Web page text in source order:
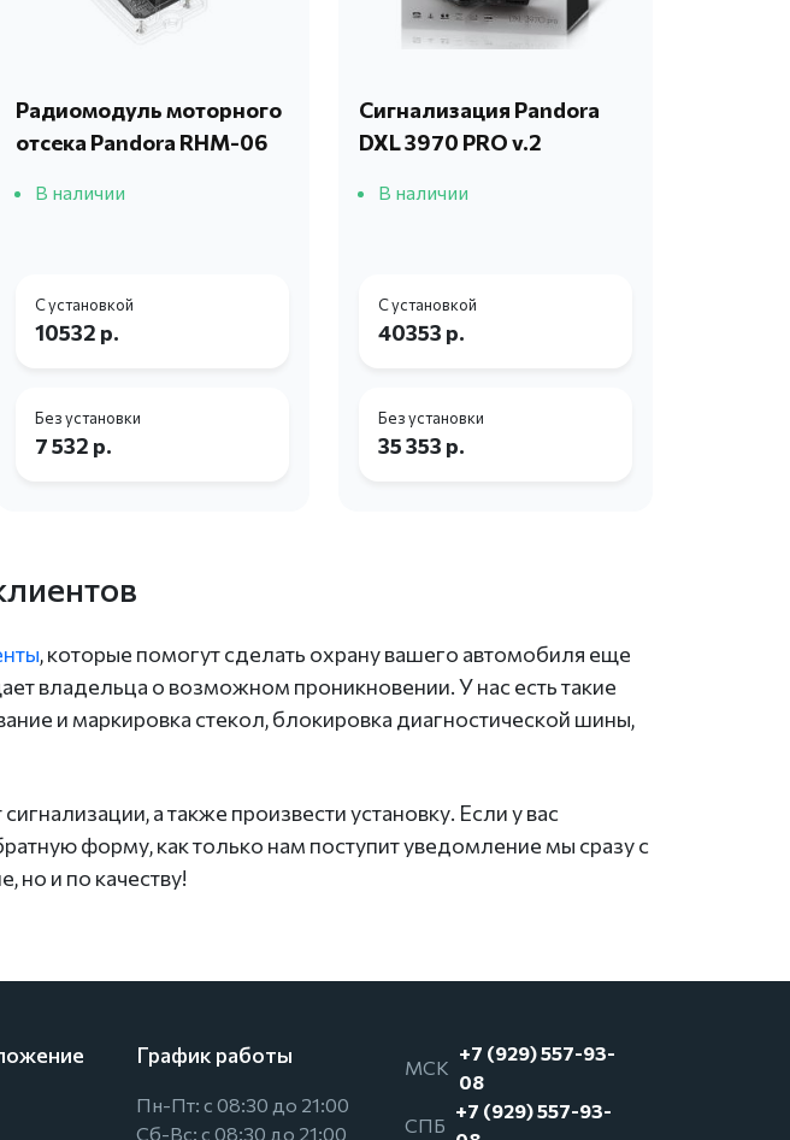
Радиомодуль моторного
отсека Pandora RHM-06
В наличии
С установкой
10532 р.
Без установки
7 532 р.
Сигнализация Pandora
DXL 3970 PRO v.2
В наличии
С установкой
40353 р.
Без установки
35 353 р.
, которые помогут сделать охрану вашего автомобиля еще
владельца о возможном проникновении. У нас есть такие
и маркировка стекол, блокировка диагностической шины,
а также произвести установку. Если у вас
форму, как только нам поступит уведомление мы сразу с
но и по качеству!
График работы
Пн-Пт: с 08:30 до 21:00
Сб-Вс: с 08:30 до 21:00
МСК
+7 (929) 557-93-
08
СПБ
+7 (929) 557-93-